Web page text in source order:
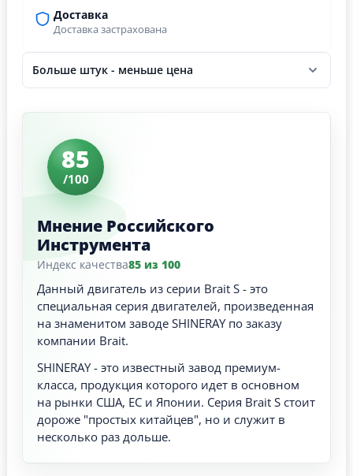
Доставка
Доставка застрахована
Больше штук - меньше цена
85
/100
Мнение Российского
Инструмента
Индекс качества85 из 100
Данный двигатель из серии Brait S - это
специальная серия двигателей, произведенная
на знаменитом заводе SHINERAY по заказу
компании Brait.
SHINERAY - это известный завод премиум-
класса, продукция которого идет в основном
на рынки США, ЕС и Японии. Серия Brait S стоит
дороже "простых китайцев", но и служит в
несколько раз дольше.